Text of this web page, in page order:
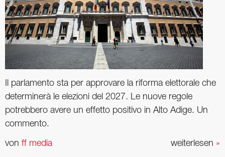
Il parlamento sta per approvare la riforma elettorale che
determinerà le elezioni del 2027. Le nuove regole
potrebbero avere un effetto positivo in Alto Adige. Un
commento.
weiterlesen »
von ff media